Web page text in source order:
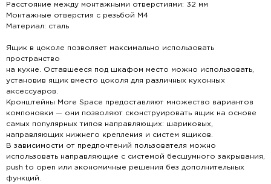
Расстояние между монтажными отверстиями: 32 мм
Монтажные отверстия с резьбой М4
Материал: сталь
Ящик в цоколе позволяет максимально использовать
пространство
на кухне. Оставшееся под шкафом место можно использовать,
установив ящик вместо цоколя для различных кухонных
аксессуаров.
Кронштейны More Space предоставляют множество вариантов
компоновки — они позволяют сконструировать ящик на основе
самых популярных типов направляющих: шариковых,
направляющих нижнего крепления и систем ящиков.
В зависимости от предпочтений пользователя можно
использовать направляющие с системой бесшумного закрывания,
push to open или экономичные решения без дополнительных
функций.